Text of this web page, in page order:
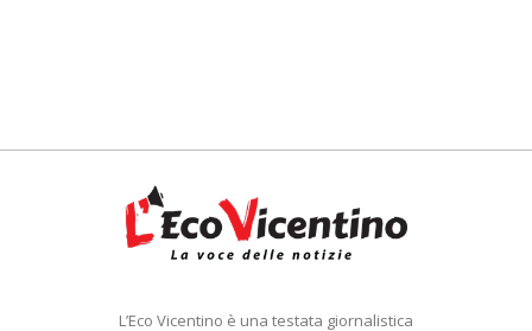
L’Eco Vicentino è una testata giornalistica